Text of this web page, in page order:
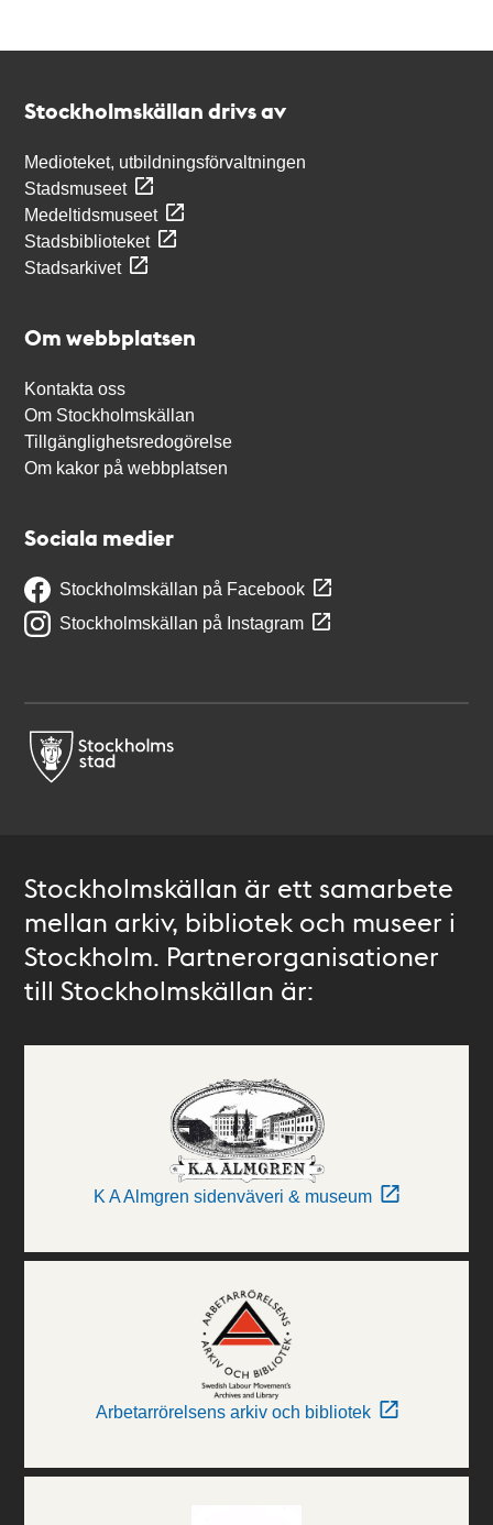
Stockholmskällan drivs av
Medioteket, utbildningsförvaltningen
Stadsmuseet
Medeltidsmuseet
Stadsbiblioteket
Stadsarkivet
Om webbplatsen
Kontakta oss
Om Stockholmskällan
Tillgänglighetsredogörelse
Om kakor på webbplatsen
Sociala medier
Stockholmskällan på Facebook
Stockholmskällan på Instagram
Stockholmskällan är ett samarbete
mellan arkiv, bibliotek och museer i
Stockholm. Partnerorganisationer
till Stockholmskällan är:
K A Almgren sidenväveri & museum
Arbetarrörelsens arkiv och bibliotek